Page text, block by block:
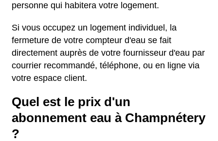
personne qui habitera votre logement.
Si vous occupez un logement individuel, la
fermeture de votre compteur d'eau se fait
directement auprès de votre fournisseur d'eau par
courrier recommandé, téléphone, ou en ligne via
votre espace client.
Quel est le prix d'un
abonnement eau à Champnétery
?